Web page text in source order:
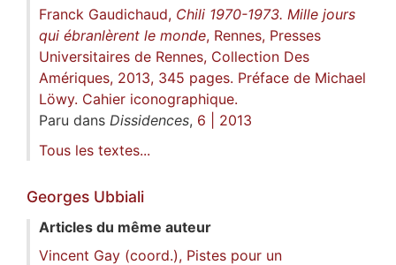
Franck Gaudichaud, Chili 1970-1973. Mille jours
qui ébranlèrent le monde, Rennes, Presses
Universitaires de Rennes, Collection Des
Amériques, 2013, 345 pages. Préface de Michael
Löwy. Cahier iconographique.
Paru dans Dissidences, 6 | 2013
Tous les textes...
Georges Ubbiali
Articles du même auteur
Vincent Gay (coord.), Pistes pour un